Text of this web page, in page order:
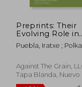
dcto. $
Preprints: Their
Evolving Role in
Science
Communication
Puebla, Iratxe ; Polka,
Against The Grain,
Tapa Blanda, Nuevo